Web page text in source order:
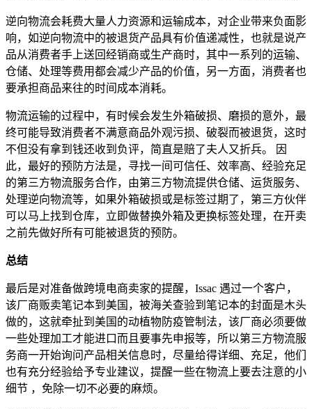
逆向物流会耗费大量人力资源和运输成本，对企业带来负面影
响，如逆向物流中的被退货产品具有价值递减性，也就是说产
品从消费者手上送回经销商或生产商时，其中一系列的运输、
仓储、处理等费用都会减少产品的价值，另一方面，消费者也
要承担商品来往的时间成本消耗。
物流运输的过程中，有时候会发生外箱破损、磨损的意外，最
终可能导致消费者不满意商品外观污损、破裂而被退货，这时
不但没有拿到钱还收到负评，简直是赔了夫人又折兵。 因
此，最好的预防方法是，寻找一间可信任、效率高、经验充足
的第三方物流服务合作，由第三方物流提供仓储、运货服务、
处理逆向物流等，如果外箱破损或是标签过期了，第三方伙伴
可以马上找到仓库，立即做替换外箱及更换标签处理，在开卖
之前先做好所有可能被退货的预防。
总结
最后是对准备做跨境电商卖家的提醒，Issac 遇过一个客户，
该厂商贩卖笔记本到美国，被海关查验到笔记本的封面是木头
做的，这就牵扯到美国的动植物防疫管制法，该厂商必须要做
一些处理加工才能进口而且要事先申报等，所以第三方物流服
务商一开始询问产品相关信息时，尽量给得详细、充足，他们
也有充分经验给予专业建议，提醒一些在物流上要去注意的小
细节 ，免除一切不必要的麻烦。